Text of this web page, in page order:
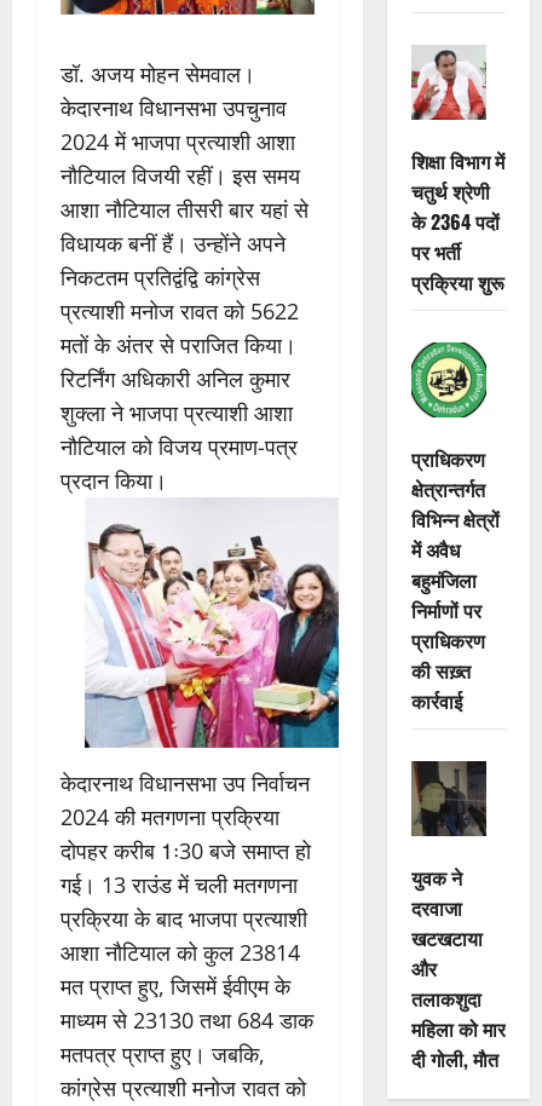
डॉ. अजय मोहन सेमवाल।
केदारनाथ विधानसभा उपचुनाव
2024 में भाजपा प्रत्याशी आशा
नौटियाल विजयी रहीं। इस समय
आशा नौटियाल तीसरी बार यहां से
विधायक बनीं हैं। उन्होंने अपने
निकटतम प्रतिद्वंद्वि कांग्रेस
प्रत्याशी मनोज रावत को 5622
मतों के अंतर से पराजित किया।
रिटर्निंग अधिकारी अनिल कुमार
शुक्ला ने भाजपा प्रत्याशी आशा
नौटियाल को विजय प्रमाण-पत्र
प्रदान किया।
केदारनाथ विधानसभा उप निर्वाचन
2024 की मतगणना प्रक्रिया
दोपहर करीब 1ः30 बजे समाप्त हो
गई। 13 राउंड में चली मतगणना
प्रक्रिया के बाद भाजपा प्रत्याशी
आशा नौटियाल को कुल 23814
मत प्राप्त हुए, जिसमें ईवीएम के
माध्यम से 23130 तथा 684 डाक
मतपत्र प्राप्त हुए। जबकि,
कांग्रेस प्रत्याशी मनोज रावत को
शिक्षा विभाग में
चतुर्थ श्रेणी
के 2364 पदों
पर भर्ती
प्रक्रिया शुरू
प्राधिकरण
क्षेत्रान्तर्गत
विभिन्न क्षेत्रों
में अवैध
बहुमंजिला
निर्माणों पर
प्राधिकरण
की सख़्त
कार्रवाई
युवक ने
दरवाजा
खटखटाया
और
तलाकशुदा
महिला को मार
दी गोली, माैत